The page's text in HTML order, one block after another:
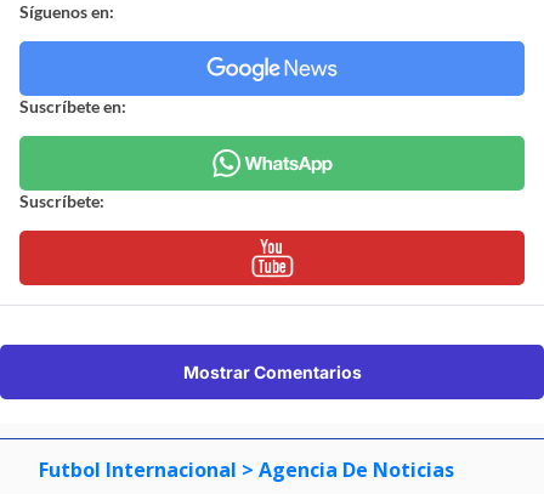
Síguenos en:
Suscríbete en:
Suscríbete:
Mostrar Comentarios
Futbol Internacional > Agencia De Noticias